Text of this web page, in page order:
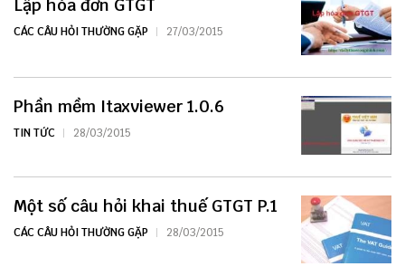
Lập hóa đơn GTGT
CÁC CÂU HỎI THƯỜNG GẶP 27/03/2015
Phần mềm Itaxviewer 1.0.6
TIN TỨC 28/03/2015
Một số câu hỏi khai thuế GTGT P.1
CÁC CÂU HỎI THƯỜNG GẶP 28/03/2015